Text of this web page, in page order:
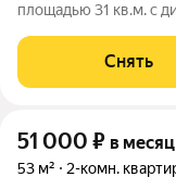
площадью 31 кв.м. с
Микроволновка Дом -
Снять
51 000 ₽ в месяц
53 м² 2-комн.